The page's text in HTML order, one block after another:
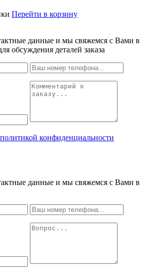
Перейти в корзину
данные и мы свяжемся с Вами в
обсуждения деталей заказа
политикой конфиденциальности
данные и мы свяжемся с Вами в